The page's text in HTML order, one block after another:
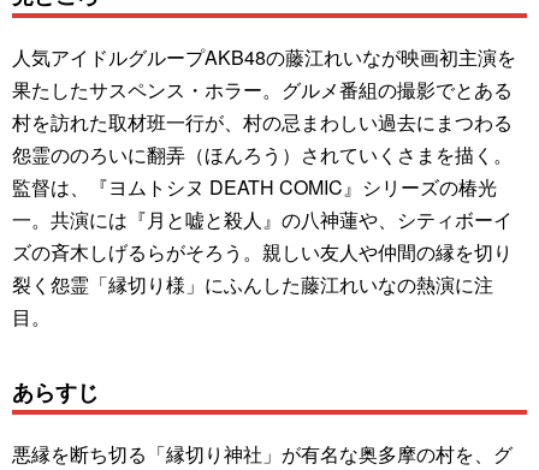
人気アイドルグループAKB48の藤江れいなが映画初主演を
果たしたサスペンス・ホラー。グルメ番組の撮影でとある
村を訪れた取材班一行が、村の忌まわしい過去にまつわる
怨霊ののろいに翻弄（ほんろう）されていくさまを描く。
監督は、『ヨムトシヌ DEATH COMIC』シリーズの椿光
一。共演には『月と嘘と殺人』の八神蓮や、シティボーイ
ズの斉木しげるらがそろう。親しい友人や仲間の縁を切り
裂く怨霊「縁切り様」にふんした藤江れいなの熱演に注
目。
あらすじ
悪縁を断ち切る「縁切り神社」が有名な奥多摩の村を、グ